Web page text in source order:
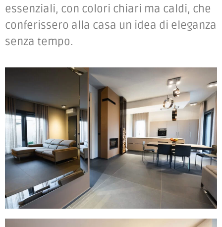
essenziali, con colori chiari ma caldi, che
conferissero alla casa un idea di eleganza
senza tempo.